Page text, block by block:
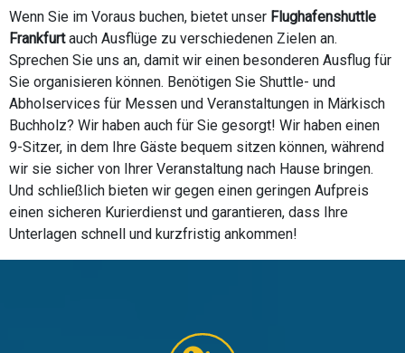
Wenn Sie im Voraus buchen, bietet unser Flughafenshuttle
Frankfurtauch Ausflüge zu verschiedenen Zielen an.
Sprechen Sie uns an, damit wir einen besonderen Ausflug für
Sie organisieren können. Benötigen Sie Shuttle- und
Abholservices für Messen und Veranstaltungen in Märkisch
Buchholz? Wir haben auch für Sie gesorgt! Wir haben einen
9-Sitzer, in dem Ihre Gäste bequem sitzen können, während
wir sie sicher von Ihrer Veranstaltung nach Hause bringen.
Und schließlich bieten wir gegen einen geringen Aufpreis
einen sicheren Kurierdienst und garantieren, dass Ihre
Unterlagen schnell und kurzfristig ankommen!